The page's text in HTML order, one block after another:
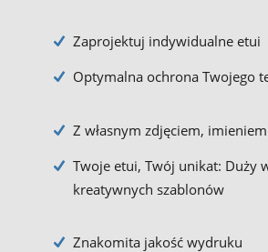
Zaprojektuj indywidualne etui
Optymalna ochrona Twojego
Z własnym zdjęciem,
Twoje etui, Twój unikat: Duży
kreatywnych szablonów
Znakomita jakość wydruku